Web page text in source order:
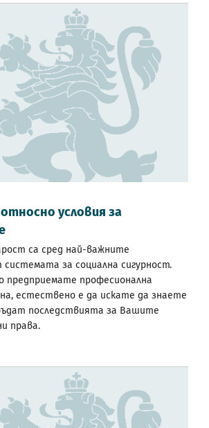
условия за
са сред най-важните
за социална сигурност.
предприемате професионална
естествено е да искате да знаете
последствията за Вашите
права.